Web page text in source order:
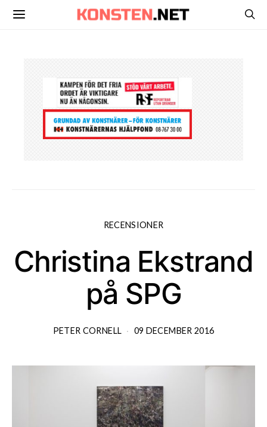
RECENSIONER
Christina Ekstrand
på SPG
PETER CORNELL 09 DECEMBER 2016